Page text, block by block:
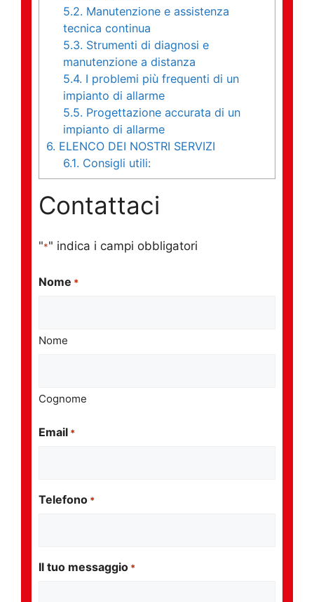
5.2. Manutenzione e assistenza
tecnica continua
5.3. Strumenti di diagnosi e
manutenzione a distanza
5.4. I problemi più frequenti di un
impianto di allarme
5.5. Progettazione accurata di un
impianto di allarme
6. ELENCO DEI NOSTRI SERVIZI
6.1. Consigli utili:
Contattaci
"*" indica i campi obbligatori
Nome *
Nome
Cognome
Email *
Telefono *
Il tuo messaggio *